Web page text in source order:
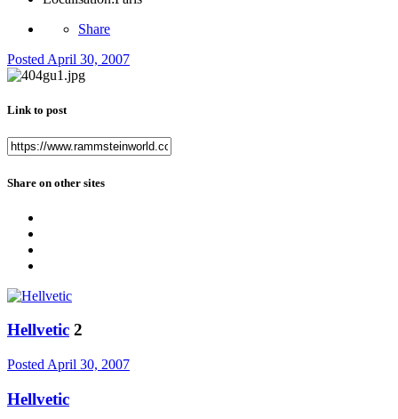
Share
Posted April 30, 2007
Link to post
Share on other sites
Hellvetic 2
Posted April 30, 2007
Hellvetic